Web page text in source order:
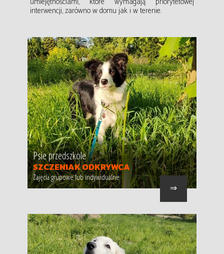
⇒
interwencji, zarówno w domu jak i w terenie.
Psie przedszkole
SZCZENIAK ODKRYWCA
Zajęcia grupowe lub indywidualne